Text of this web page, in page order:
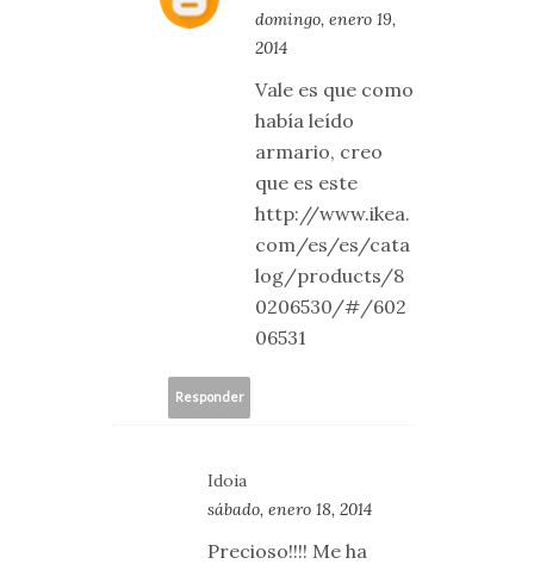
domingo, enero 19,
2014
Vale es que como
había leído
armario, creo
que es este
http://www.ikea.
com/es/es/cata
log/products/8
0206530/#/602
06531
Responder
Idoia
sábado, enero 18, 2014
Precioso!!!! Me ha